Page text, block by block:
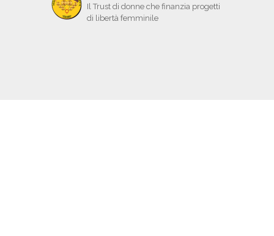
Il Trust di donne che finanzia progetti
di libertà femminile